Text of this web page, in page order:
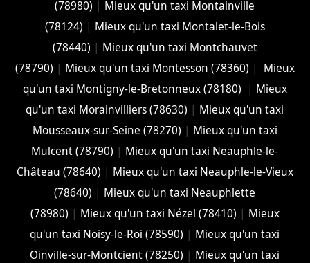
(78980) | Mieux qu'un taxi Montainville
(78124) | Mieux qu'un taxi Montalet-le-Bois
(78440) | Mieux qu'un taxi Montchauvet
(78790) | Mieux qu'un taxi Montesson (78360) |
Mieux
qu'un taxi Montigny-le-Bretonneux (78180)
| Mieux
qu'un taxi Morainvilliers (78630) | Mieux qu'un taxi
Mousseaux-sur-Seine (78270) | Mieux qu'un taxi
Mulcent (78790) | Mieux qu'un taxi Neauphle-le-
Château (78640) | Mieux qu'un taxi Neauphle-le-Vieux
(78640) | Mieux qu'un taxi Neauphlette
(78980) | Mieux qu'un taxi Nézel (78410) | Mieux
qu'un taxi Noisy-le-Roi (78590) | Mieux qu'un taxi
Oinville-sur-Montcient (78250) | Mieux qu'un taxi